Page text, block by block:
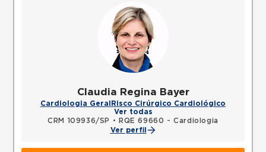
Claudia Regina Bayer
Cardiologia Geral Risco Cirúrgico Cardiológico
Ver todas
CRM 109936/SP
•
RQE 69660 - Cardiologia
Ver perfil